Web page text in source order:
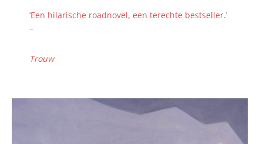
‘Een hilarische roadnovel, een terechte bestseller.’
–
Trouw